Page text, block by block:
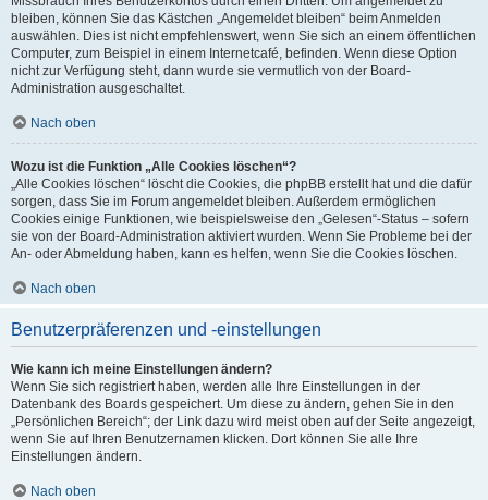
bleiben, können Sie das Kästchen „Angemeldet bleiben“ beim Anmelden
auswählen. Dies ist nicht empfehlenswert, wenn Sie sich an einem öffentlichen
Computer, zum Beispiel in einem Internetcafé, befinden. Wenn diese Option
nicht zur Verfügung steht, dann wurde sie vermutlich von der Board-
Administration ausgeschaltet.
Nach oben
Wozu ist die Funktion „Alle Cookies löschen“?
„Alle Cookies löschen“ löscht die Cookies, die phpBB erstellt hat und die dafür
sorgen, dass Sie im Forum angemeldet bleiben. Außerdem ermöglichen
Cookies einige Funktionen, wie beispielsweise den „Gelesen“-Status – sofern
sie von der Board-Administration aktiviert wurden. Wenn Sie Probleme bei der
An- oder Abmeldung haben, kann es helfen, wenn Sie die Cookies löschen.
Nach oben
Benutzerpräferenzen und -einstellungen
Wie kann ich meine Einstellungen ändern?
Wenn Sie sich registriert haben, werden alle Ihre Einstellungen in der
Datenbank des Boards gespeichert. Um diese zu ändern, gehen Sie in den
„Persönlichen Bereich“; der Link dazu wird meist oben auf der Seite angezeigt,
wenn Sie auf Ihren Benutzernamen klicken. Dort können Sie alle Ihre
Einstellungen ändern.
Nach oben